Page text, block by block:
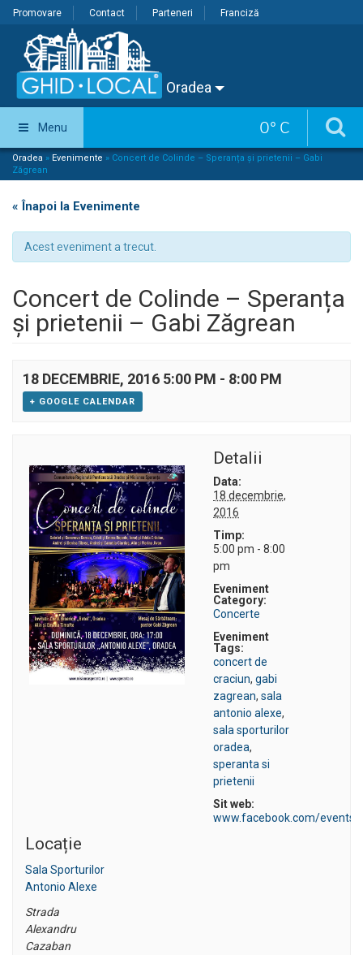
Promovare Contact Parteneri Franciză
Oradea
0° C
Menu
Oradea » Evenimente » Concert de Colinde – Speranța și prietenii – Gabi
Zăgrean
« Înapoi la Evenimente
Acest eveniment a trecut.
Concert de Colinde – Speranța
și prietenii – Gabi Zăgrean
18 DECEMBRIE, 2016 5:00 PM - 8:00 PM
+ GOOGLE CALENDAR
Detalii
Data:
18 decembrie,
2016
Timp:
5:00 pm - 8:00
pm
Eveniment
Category:
Concerte
Eveniment
Tags:
concert de
craciun, gabi
zagrean, sala
antonio alexe,
sala sporturilor
oradea,
speranta si
prietenii
Sit web:
www.facebook.com/
Locație
Sala Sporturilor
Antonio Alexe
Strada
Alexandru
Cazaban